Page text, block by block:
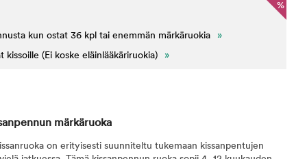
%
kun ostat 36 kpl tai enemmän märkäruokia
»
kissoille (Ei koske eläinlääkäriruokia)
»
märkäruoka
on erityisesti suunniteltu tukemaan kissanpentujen